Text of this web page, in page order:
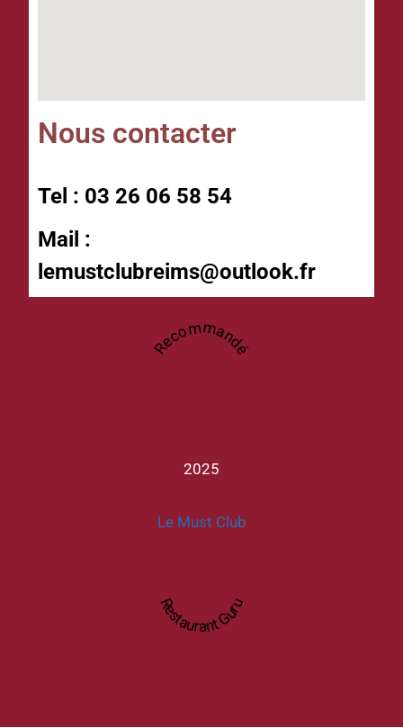
Nous contacter
Tel : 03 26 06 58 54
Mail :
lemustclubreims@outlook.fr
Recommandé
2025
Le Must Club
Restaurant Guru